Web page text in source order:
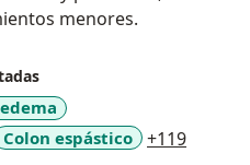
menores.
Colon espástico +119